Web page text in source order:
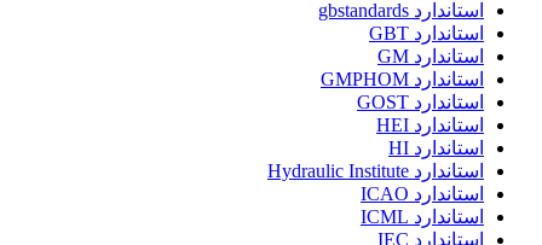
استاندارد gbstandards
استاندارد GBT
استاندارد GM
استاندارد GMPHOM
استاندارد GOST
استاندارد HEI
استاندارد HI
استاندارد Hydraulic Institute
استاندارد ICAO
استاندارد ICML
استاندارد IEC